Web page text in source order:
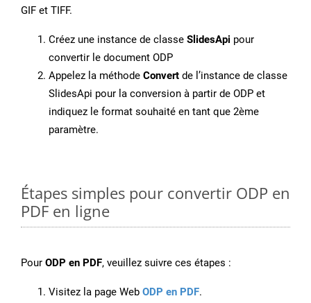
GIF et TIFF.
Créez une instance de classe SlidesApi pour
convertir le document ODP
Appelez la méthode Convert de l’instance de classe
SlidesApi pour la conversion à partir de ODP et
indiquez le format souhaité en tant que 2ème
paramètre.
Étapes simples pour convertir ODP en
PDF en ligne
Pour ODP en PDF, veuillez suivre ces étapes :
Visitez la page Web ODP en PDF.